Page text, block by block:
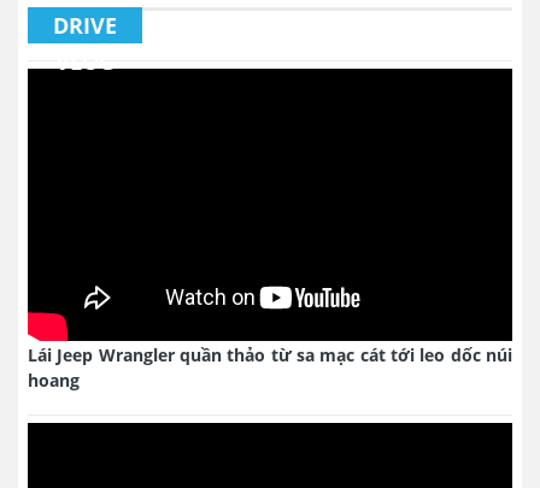
DRIVE
VLOG
Lái Jeep Wrangler quần thảo từ sa mạc cát tới leo dốc núi
hoang